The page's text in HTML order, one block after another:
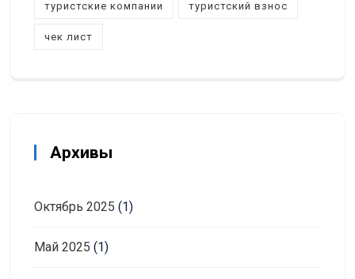
туристские компании туристский взнос
чек лист
Архивы
Октябрь 2025 (1)
Май 2025 (1)